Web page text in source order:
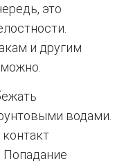
это
и другим
водами.
Попадание